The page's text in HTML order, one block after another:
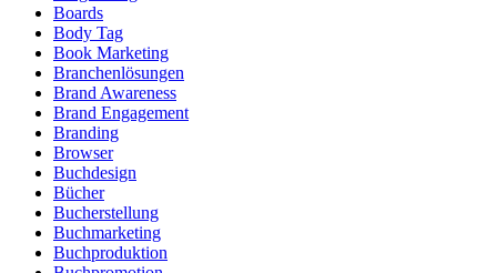
Boards
Body Tag
Book Marketing
Branchenlösungen
Brand Awareness
Brand Engagement
Branding
Browser
Buchdesign
Bücher
Bucherstellung
Buchmarketing
Buchproduktion